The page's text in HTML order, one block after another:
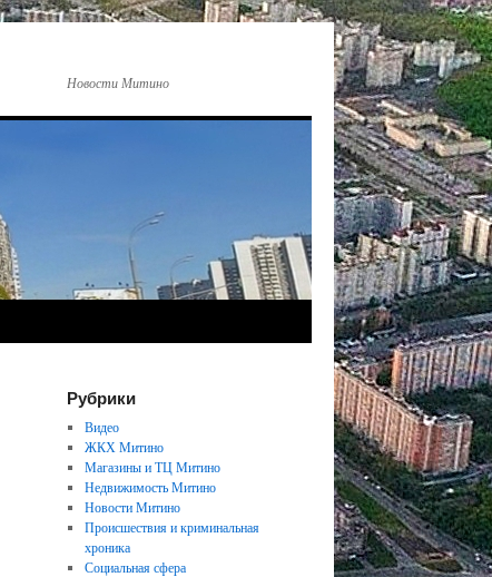
Новости Митино
Рубрики
Видео
ЖКХ Митино
Магазины и ТЦ Митино
Недвижимость Митино
Новости Митино
Происшествия и криминальная
хроника
Социальная сфера